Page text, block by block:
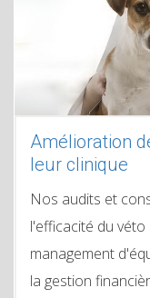
Amélioration
leur clinique
Nos audits et
l'efficacité du
management
la gestion